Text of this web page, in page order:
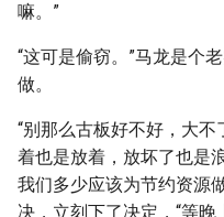
嘛。”
“这可是偷窃。”马龙是个
做。
“别那么古板好不好，大
着也是放着，放坏了也是
我们多少应该为节约资源
决，立刻下了决定，“等